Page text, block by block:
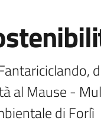
al Mause -
di Forlì